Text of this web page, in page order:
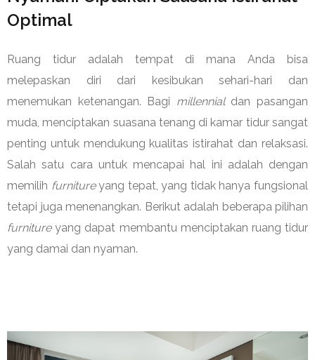
Optimal
Ruang tidur adalah tempat di mana Anda bisa
melepaskan diri dari kesibukan sehari-hari dan
menemukan ketenangan. Bagi millennialdan pasangan
muda, menciptakan suasana tenang di kamar tidur sangat
penting untuk mendukung kualitas istirahat dan relaksasi.
Salah satu cara untuk mencapai hal ini adalah dengan
memilih furnitureyang tepat, yang tidak hanya fungsional
tetapi juga menenangkan. Berikut adalah beberapa pilihan
furnitureyang dapat membantu menciptakan ruang tidur
yang damai dan nyaman.